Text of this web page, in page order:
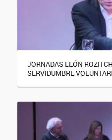
JORNADAS LEÓN
SERVIDUMBRE